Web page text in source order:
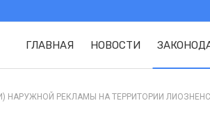
ГЛАВНАЯ НОВОСТИ
РЕКЛАМЫ НА ТЕРРИТОРИИ